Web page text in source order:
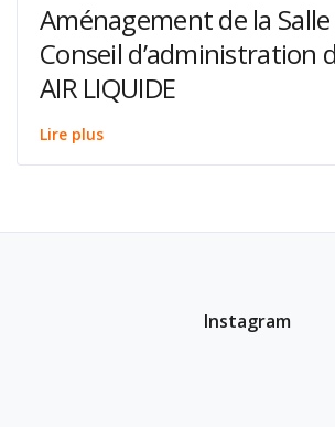
Aménagement de la
Conseil d’administration
AIR LIQUIDE
Lire plus
Instagram